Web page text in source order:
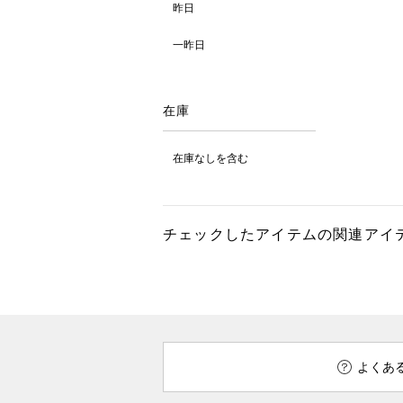
昨日
一昨日
在庫
在庫なしを含む
チェックしたアイテムの関連アイ
よくあ